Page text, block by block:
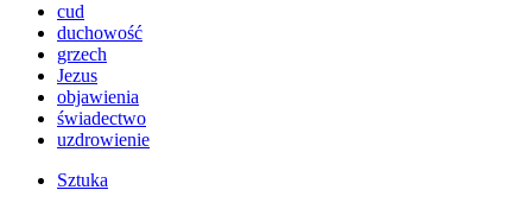
cud
duchowość
grzech
Jezus
objawienia
świadectwo
uzdrowienie
Sztuka